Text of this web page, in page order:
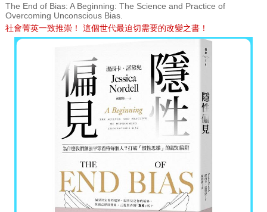
The End of Bias: A Beginning: The Science and Practice of
Overcoming Unconscious Bias.
社會菁英一致推崇！ 這個世代最迫切需要的改變之書！